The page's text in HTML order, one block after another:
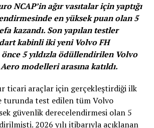
özel tasarlanan standımızda;
ve Compass modellerinin 80 Yıl
NCAP’in ağır vasıtalar için yaptığı
en yüksek puan olan 5
kazandı. Son yapılan testler
kabinli iki yeni Volvo FH
5 yıldızla ödüllendirilen Volvo
modelleri arasına katıldı.
ticari araçlar için gerçekleştirdiği ilk
turunda test edilen tüm Volvo
güvenlik derecelendirmesi olan 5
2026 yılı itibarıyla açıklanan